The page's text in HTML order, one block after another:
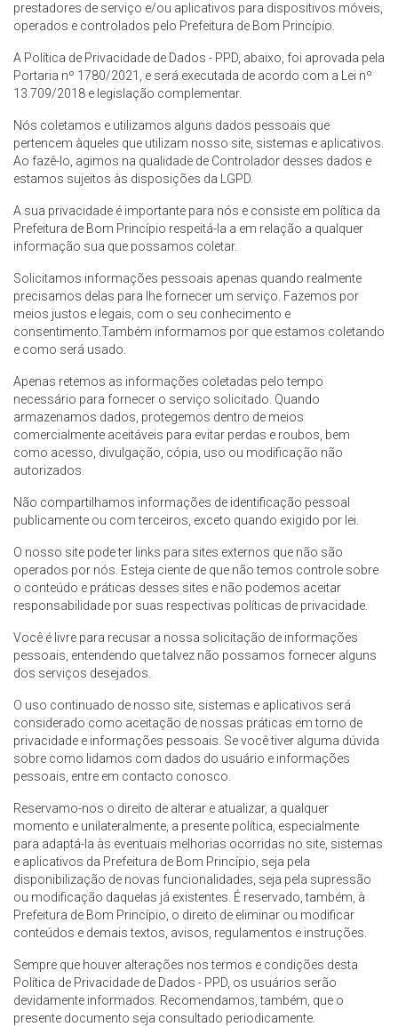
prestadores de serviço e/ou aplicativos para dispositivos móveis,
operados e controlados pelo Prefeitura de Bom Princípio.
A Política de Privacidade de Dados - PPD, abaixo, foi aprovada pela
Portaria nº 1780/2021, e será executada de acordo com a Lei nº
13.709/2018 e legislação complementar.
Nós coletamos e utilizamos alguns dados pessoais que
pertencem àqueles que utilizam nosso site, sistemas e aplicativos.
Ao fazê-lo, agimos na qualidade de Controlador desses dados e
estamos sujeitos às disposições da LGPD.
A sua privacidade é importante para nós e consiste em política da
Prefeitura de Bom Princípio respeitá-la a em relação a qualquer
informação sua que possamos coletar.
Solicitamos informações pessoais apenas quando realmente
precisamos delas para lhe fornecer um serviço. Fazemos por
meios justos e legais, com o seu conhecimento e
consentimento.Também informamos por que estamos coletando
e como será usado.
Apenas retemos as informações coletadas pelo tempo
necessário para fornecer o serviço solicitado. Quando
armazenamos dados, protegemos dentro de meios
comercialmente aceitáveis para evitar perdas e roubos, bem
como acesso, divulgação, cópia, uso ou modificação não
autorizados.
Não compartilhamos informações de identificação pessoal
publicamente ou com terceiros, exceto quando exigido por lei.
O nosso site pode ter links para sites externos que não são
operados por nós. Esteja ciente de que não temos controle sobre
o conteúdo e práticas desses sites e não podemos aceitar
responsabilidade por suas respectivas políticas de privacidade.
Você é livre para recusar a nossa solicitação de informações
pessoais, entendendo que talvez não possamos fornecer alguns
dos serviços desejados.
O uso continuado de nosso site, sistemas e aplicativos será
considerado como aceitação de nossas práticas em torno de
privacidade e informações pessoais. Se você tiver alguma dúvida
sobre como lidamos com dados do usuário e informações
pessoais, entre em contacto conosco.
Reservamo-nos o direito de alterar e atualizar, a qualquer
momento e unilateralmente, a presente política, especialmente
para adaptá-la às eventuais melhorias ocorridas no site, sistemas
e aplicativos da Prefeitura de Bom Princípio, seja pela
disponibilização de novas funcionalidades, seja pela supressão
ou modificação daquelas já existentes. É reservado, também, à
Prefeitura de Bom Princípio, o direito de eliminar ou modificar
conteúdos e demais textos, avisos, regulamentos e instruções.
Sempre que houver alterações nos termos e condições desta
Política de Privacidade de Dados - PPD, os usuários serão
devidamente informados. Recomendamos, também, que o
presente documento seja consultado periodicamente.